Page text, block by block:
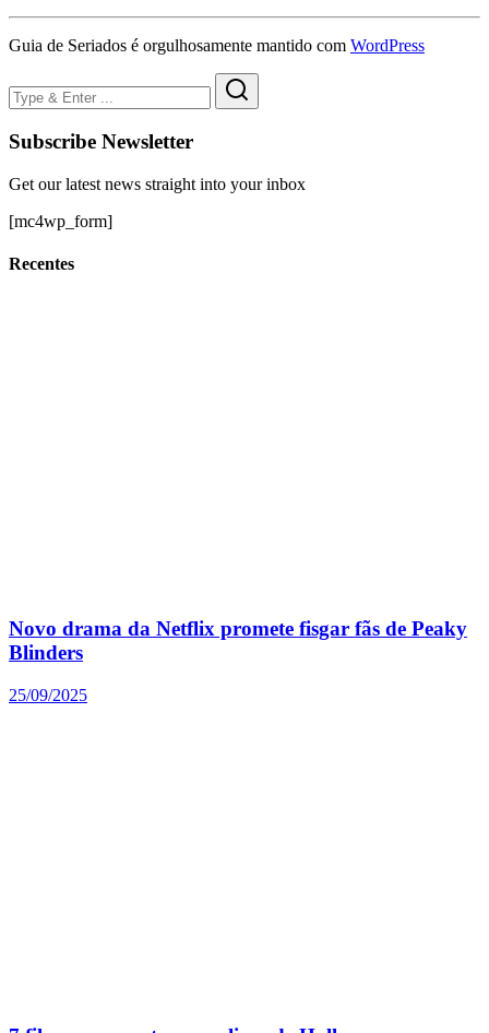
Guia de Seriados é orgulhosamente mantido com WordPress
Subscribe Newsletter
Get our latest news straight into your inbox
[mc4wp_form]
Recentes
Novo drama da Netflix promete fisgar fãs de Peaky
Blinders
25/09/2025